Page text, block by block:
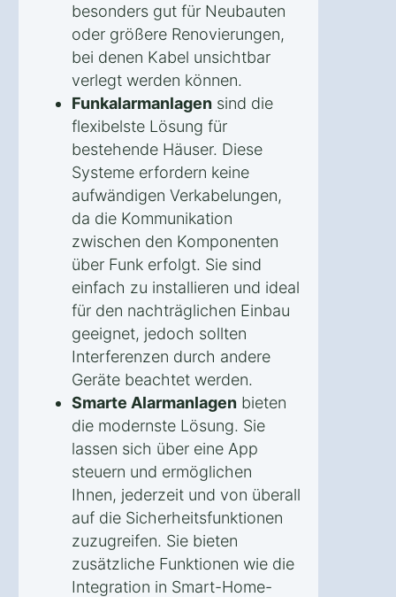
besonders gut für Neubauten
oder größere Renovierungen,
bei denen Kabel unsichtbar
verlegt werden können.
Funkalarmanlagen sind die
flexibelste Lösung für
bestehende Häuser. Diese
Systeme erfordern keine
aufwändigen Verkabelungen,
da die Kommunikation
zwischen den Komponenten
über Funk erfolgt. Sie sind
einfach zu installieren und ideal
für den nachträglichen Einbau
geeignet, jedoch sollten
Interferenzen durch andere
Geräte beachtet werden.
Smarte Alarmanlagen bieten
die modernste Lösung. Sie
lassen sich über eine App
steuern und ermöglichen
Ihnen, jederzeit und von überall
auf die Sicherheitsfunktionen
zuzugreifen. Sie bieten
zusätzliche Funktionen wie die
Integration in Smart-Home-